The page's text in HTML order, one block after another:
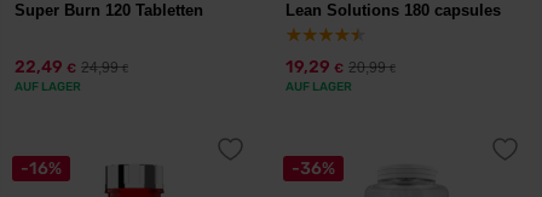
Super Burn 120 Tabletten
22,49 € 24,99€
AUF LAGER
Lean Solutions 180 capsules
19,29 € 20,99€
AUF LAGER
-16% -36%